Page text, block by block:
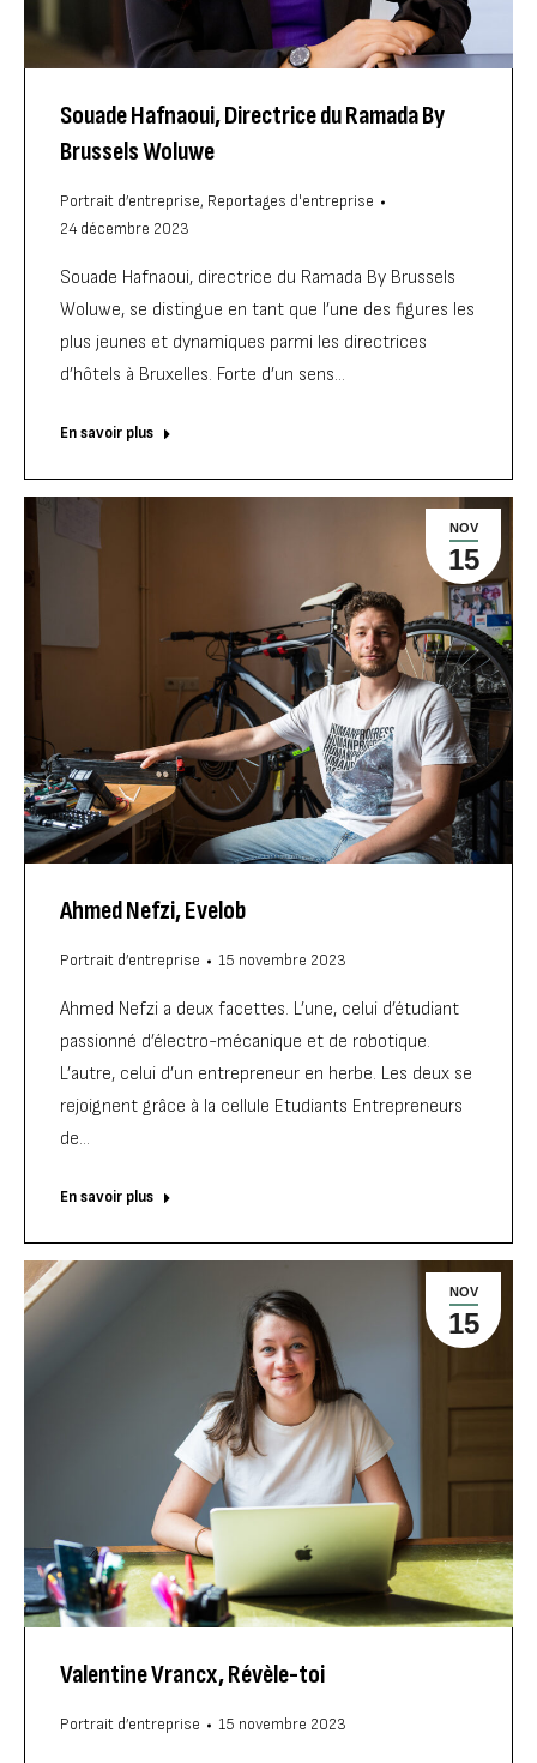
Souade Hafnaoui, Directrice du Ramada By
Brussels Woluwe
Portrait d’entreprise, Reportages d'entreprise
24 décembre 2023
Souade Hafnaoui, directrice du Ramada By Brussels
Woluwe, se distingue en tant que l’une des figures les
plus jeunes et dynamiques parmi les directrices
d’hôtels à Bruxelles. Forte d’un sens…
En savoir plus
NOV
15
Ahmed Nefzi, Evelob
Portrait d’entreprise 15 novembre 2023
Ahmed Nefzi a deux facettes. L’une, celui d’étudiant
passionné d’électro-mécanique et de robotique.
L’autre, celui d’un entrepreneur en herbe. Les deux se
rejoignent grâce à la cellule Etudiants Entrepreneurs
de…
En savoir plus
NOV
15
Valentine Vrancx, Révèle-toi
Portrait d’entreprise 15 novembre 2023